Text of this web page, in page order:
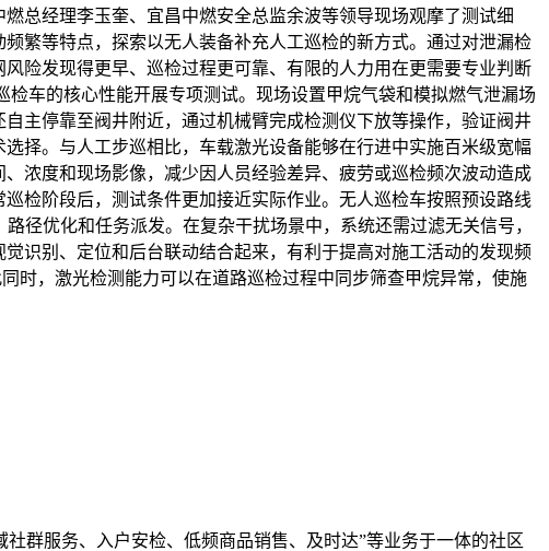
总经理李玉奎、宜昌中燃安全总监余波等领导现场观摩了测试细
繁等特点，探索以无人装备补充人工巡检的新方式。通过对泄漏检
险发现得更早、巡检过程更可靠、有限的人力用在更需要专业判断
车的核心性能开展专项测试。现场设置甲烷气袋和模拟燃气泄漏场
主停靠至阀井附近，通过机械臂完成检测仪下放等操作，验证阀井
择。与人工步巡相比，车载激光设备能够在行进中实施百米级宽幅
浓度和现场影像，减少因人员经验差异、疲劳或巡检频次波动造成
检阶段后，测试条件更加接近实际作业。无人巡检车按照预设路线
径优化和任务派发。在复杂干扰场景中，系统还需过滤无关信号，
识别、定位和后台联动结合起来，有利于提高对施工活动的发现频
时，激光检测能力可以在道路巡检过程中同步筛查甲烷异常，使施
群服务、入户安检、低频商品销售、及时达”等业务于一体的社区